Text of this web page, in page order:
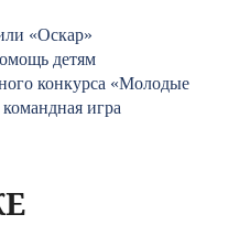
«Оскар»
детям
конкурса «Молодые
игра